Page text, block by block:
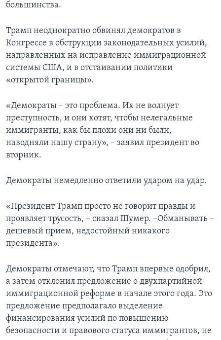
большинства.
Трамп неоднократно обвинял демократов в
Конгрессе в обструкции законодательных усилий,
направленных на исправление иммиграционной
системы США, и в отстаивании политики
«открытой границы».
«Демократы – это проблема. Их не волнует
преступность, и они хотят, чтобы нелегальные
иммигранты, как бы плохи они ни были,
наводняли нашу страну», – заявил президент во
вторник.
Демократы немедленно ответили ударом на удар.
«Президент Трамп просто не говорит правды и
проявляет трусость, – сказал Шумер. –Обманывать –
дешевый прием, недостойный никакого
президента».
Демократы отмечают, что Трамп впервые одобрил,
а затем отклонил предложение о двухпартийной
иммиграционной реформе в начале этого года. Это
предложение предполагало выделение
финансирования усилий по повышению
безопасности и правового статуса иммигрантов, не